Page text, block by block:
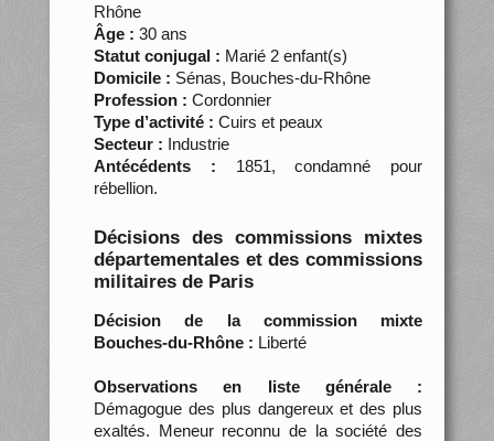
Rhône
Âge : 30 ans
Statut conjugal : Marié 2 enfant(s)
Domicile : Sénas, Bouches-du-Rhône
Profession : Cordonnier
Type d’activité : Cuirs et peaux
Secteur : Industrie
Antécédents : 1851, condamné pour
rébellion.
Décisions des commissions mixtes
départementales et des commissions
militaires de Paris
Décision de la commission mixte
Bouches-du-Rhône : Liberté
Observations en liste générale :
Démagogue des plus dangereux et des plus
exaltés. Meneur reconnu de la société des